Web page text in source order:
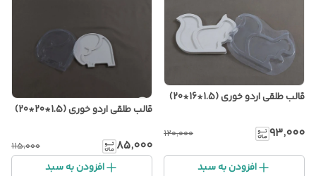
قالب طلقی اردو خوری (1.5*16*20)
۹۳٬۰۰۰ ۱۲۰٬۰۰۰
افزودن به سبد
قالب طلقی اردو خوری (1.5*20*20)
۸۵٬۰۰۰ ۱۱۵٬۰۰۰
افزودن به سبد